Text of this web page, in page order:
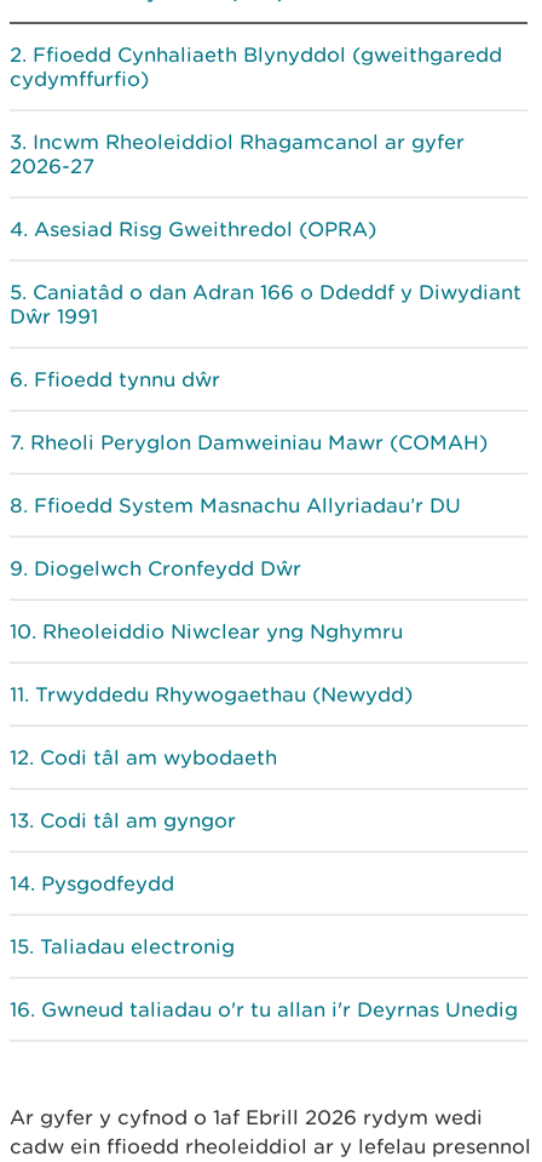
Ffioedd Cynhaliaeth Blynyddol (gweithgaredd
cydymffurfio)
Incwm Rheoleiddiol Rhagamcanol ar gyfer
2026-27
Asesiad Risg Gweithredol (OPRA)
Caniatâd o dan Adran 166 o Ddeddf y Diwydiant
Dŵr 1991
Ffioedd tynnu dŵr
Rheoli Peryglon Damweiniau Mawr (COMAH)
Ffioedd System Masnachu Allyriadau’r DU
Diogelwch Cronfeydd Dŵr
Rheoleiddio Niwclear yng Nghymru
Trwyddedu Rhywogaethau (Newydd)
Codi tâl am wybodaeth
Codi tâl am gyngor
Pysgodfeydd
Taliadau electronig
Gwneud taliadau o'r tu allan i'r Deyrnas Unedig
Ar gyfer y cyfnod o 1af Ebrill 2026 rydym wedi
cadw ein ffioedd rheoleiddiol ar y lefelau presennol